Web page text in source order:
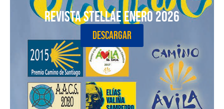
Revista Stellae Enero 2026
DESCARGAR